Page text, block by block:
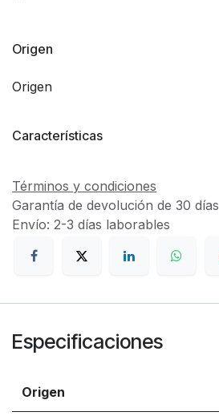
Origen
Origen
Características
Términos y condiciones
Garantía de devolución de 30 días
Envío: 2-3 días laborables
Especificaciones
Origen